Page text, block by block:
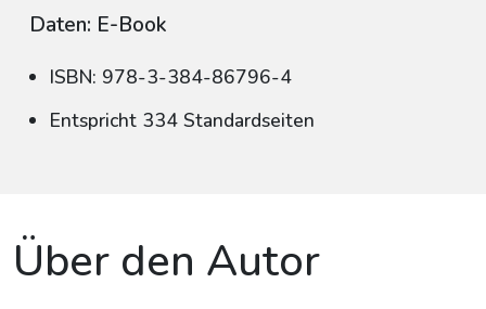
Daten: E-Book
ISBN: 978-3-384-86796-4
Entspricht 334 Standardseiten
Über den Autor